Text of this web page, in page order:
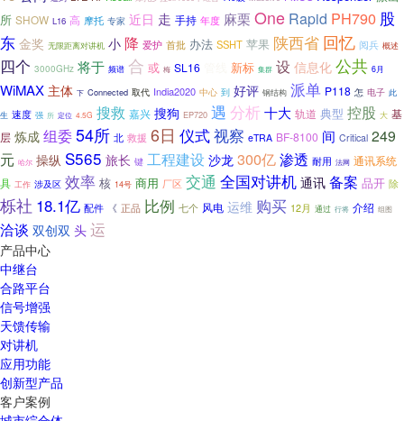
所 SHOW L16 高 摩托 专家 近日 走 手持 年度 麻栗 One Rapid PH790 股
东金奖 无限距离对讲机 小 降 爱护 首批 办法 SSHT 苹果 陕西省 回忆 阅兵 概述
四个 3000GHz 将于 频谱 合 或 梅 SL16 新标 集群 设 信息化 公共 6月
WiMAX 主体 下 Connected 取代 India2020 中心 到 好评 钢结构 派单 P118 怎 电子 此
生 速度 强 所 定位 4.5G 搜救 嘉兴 搜狗 EP720 遇 分析 十大 轨道 典型 控股 大 基
层 炼成 组委54所 北 救援 6日 仪式视察 eTRA BF-8100 间 Critical 249
元 哈尔 操纵 S565 旅长 键 工程建设 沙龙 300亿渗透 耐用 法网 通讯系统
具 工作 涉及区 效率 核 14号 商用 厂区 交通 全国对讲机 通讯 备案 品开 除
栎社 18.1亿 配件 《 正品 比例 七个 风电 运维 购买 12月 通过 行将 介绍 组图
洽谈 双创双 头 运
产品中心
中继台
合路平台
信号增强
天馈传输
对讲机
应用功能
创新型产品
客户案例